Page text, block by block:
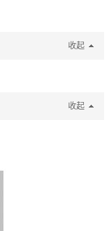
收起
收起